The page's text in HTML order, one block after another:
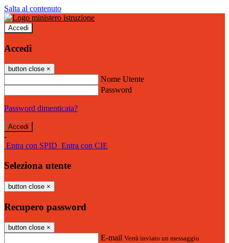
Salta al contenuto
Accedi
Accedi
button close ×
Nome Utente
Password
Password dimenticata?
-
Entra con SPID Entra con CIE
Seleziona utente
button close ×
Recupero password
button close ×
E-mail Verrà inviato un messaggio